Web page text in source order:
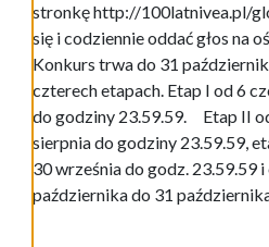
stronkę http://100latnivea.pl/
się i codziennie oddać głos na
Konkurs trwa do 31
czterech etapach. Etap I od 6
do godziny 23.59.59. Etap II
sierpnia do godziny 23.59.59,
30 września do godz. 23.59.59 i
października do 31